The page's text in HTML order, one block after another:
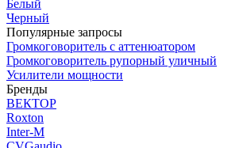
Белый
Черный
Популярные запросы
Громкоговоритель с аттенюатором
Громкоговоритель рупорный уличный
Усилители мощности
Бренды
ВЕКТОР
Roxton
Inter-M